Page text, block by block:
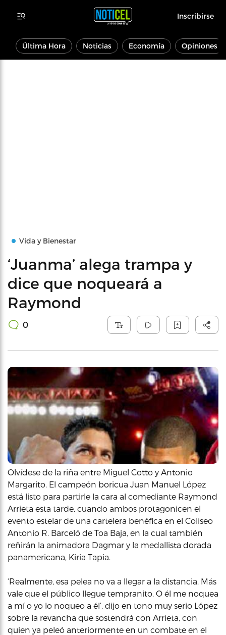
Inscribirse
Última Hora Noticias Economía Opiniones
Vida y Bienestar
‘Juanma’ alega trampa y
dice que noqueará a
Raymond
0
Olvídese de la riña entre Miguel Cotto y Antonio
Margarito. El campeón boricua Juan Manuel López
está listo para partirle la cara al comediante Raymond
Arrieta esta tarde, cuando ambos protagonicen el
evento estelar de una cartelera benéfica en el Coliseo
Antonio R. Barceló de Toa Baja, en la cual también
reñirán la animadora Dagmar y la medallista dorada
panamericana, Kiria Tapia.
‘Realmente, esa pelea no va a llegar a la distancia. Más
vale que el público llegue tempranito. O él me noquea
a mí o yo lo noqueo a él’, dijo en tono muy serio López
sobre la revancha que sostendrá con Arrieta, con
quien ya peleó anteriormente en un combate en el